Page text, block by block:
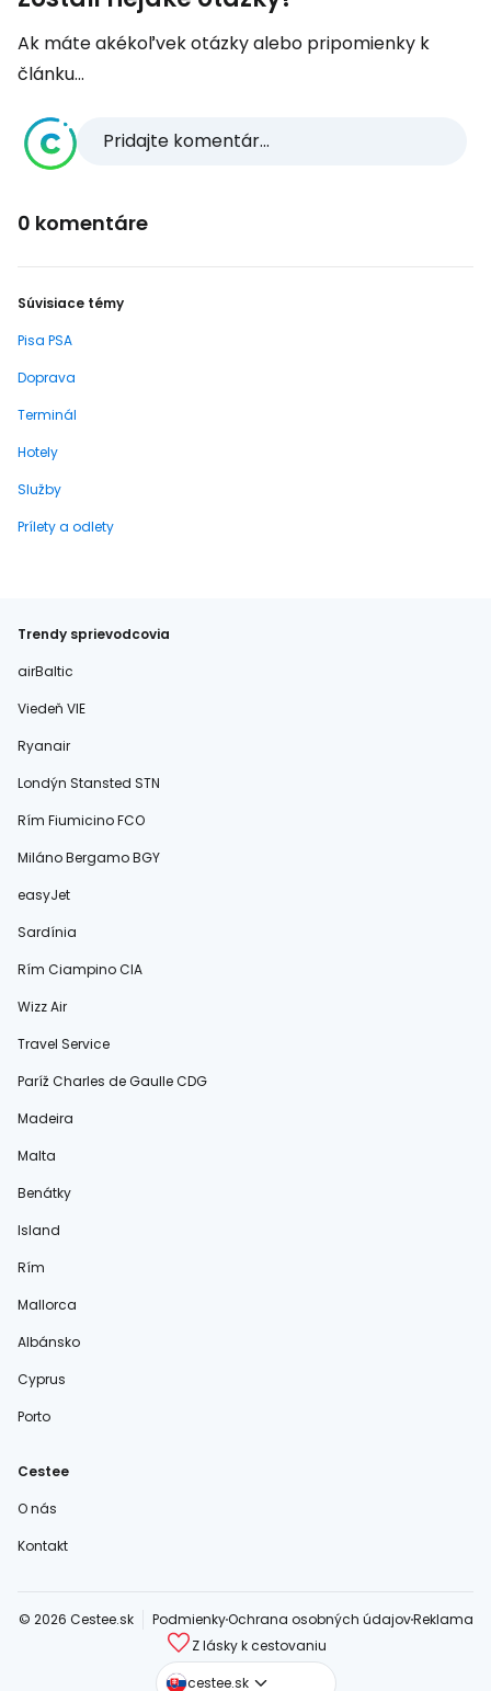
Ak máte akékoľvek otázky alebo pripomienky k
článku...
Pridajte komentár...
0 komentáre
Súvisiace témy
Pisa PSA
Doprava
Terminál
Hotely
Služby
Prílety a odlety
Trendy sprievodcovia
airBaltic
Viedeň VIE
Ryanair
Londýn Stansted STN
Rím Fiumicino FCO
Miláno Bergamo BGY
easyJet
Sardínia
Rím Ciampino CIA
Wizz Air
Travel Service
Paríž Charles de Gaulle CDG
Madeira
Malta
Benátky
Island
Rím
Mallorca
Albánsko
Cyprus
Porto
Cestee
O nás
Kontakt
© 2026 Cestee.sk PodmienkyOchrana osobných údajovReklama
Z lásky k cestovaniu
cestee.sk
cestee.com